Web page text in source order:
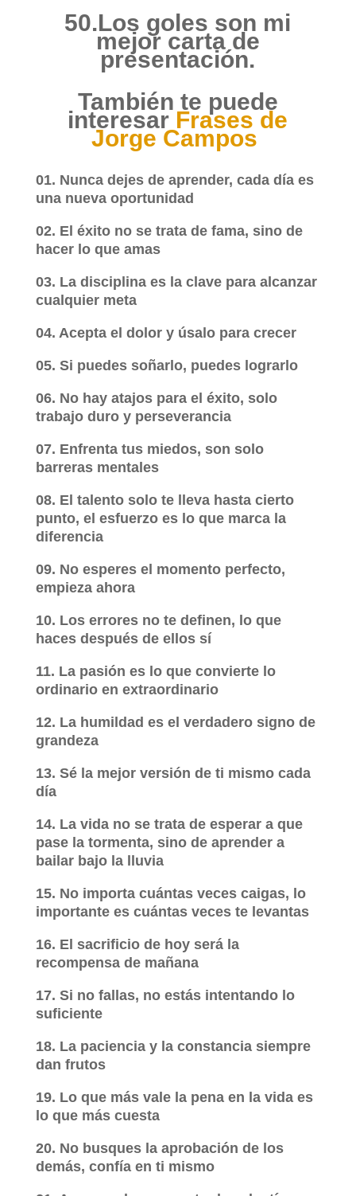
50.Los goles son mi
mejor carta de
presentación.
También te puede
interesar Frases de
Jorge Campos
01. Nunca dejes de aprender, cada día es
una nueva oportunidad
02. El éxito no se trata de fama, sino de
hacer lo que amas
03. La disciplina es la clave para alcanzar
cualquier meta
04. Acepta el dolor y úsalo para crecer
05. Si puedes soñarlo, puedes lograrlo
06. No hay atajos para el éxito, solo
trabajo duro y perseverancia
07. Enfrenta tus miedos, son solo
barreras mentales
08. El talento solo te lleva hasta cierto
punto, el esfuerzo es lo que marca la
diferencia
09. No esperes el momento perfecto,
empieza ahora
10. Los errores no te definen, lo que
haces después de ellos sí
11. La pasión es lo que convierte lo
ordinario en extraordinario
12. La humildad es el verdadero signo de
grandeza
13. Sé la mejor versión de ti mismo cada
día
14. La vida no se trata de esperar a que
pase la tormenta, sino de aprender a
bailar bajo la lluvia
15. No importa cuántas veces caigas, lo
importante es cuántas veces te levantas
16. El sacrificio de hoy será la
recompensa de mañana
17. Si no fallas, no estás intentando lo
suficiente
18. La paciencia y la constancia siempre
dan frutos
19. Lo que más vale la pena en la vida es
lo que más cuesta
20. No busques la aprobación de los
demás, confía en ti mismo